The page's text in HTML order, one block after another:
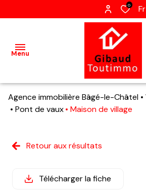
0 Fr
Menu
Accueil
Terrains
Locations
Agence immobilière Bâgé-le-Châtel
Pont de vaux
Maison de village
Retour aux résultats
Télécharger la fiche